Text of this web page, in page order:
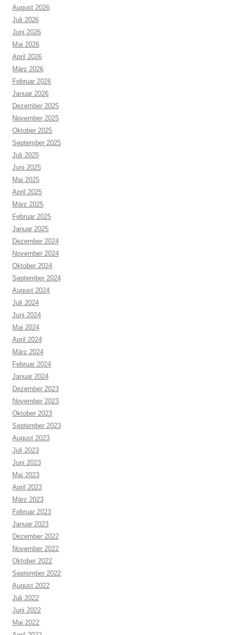
August 2026
Juli 2026
Juni 2026
Mai 2026
April 2026
März 2026
Februar 2026
Januar 2026
Dezember 2025
November 2025
Oktober 2025
September 2025
Juli 2025
Juni 2025
Mai 2025
April 2025
März 2025
Februar 2025
Januar 2025
Dezember 2024
November 2024
Oktober 2024
September 2024
August 2024
Juli 2024
Juni 2024
Mai 2024
April 2024
März 2024
Februar 2024
Januar 2024
Dezember 2023
November 2023
Oktober 2023
September 2023
August 2023
Juli 2023
Juni 2023
Mai 2023
April 2023
März 2023
Februar 2023
Januar 2023
Dezember 2022
November 2022
Oktober 2022
September 2022
August 2022
Juli 2022
Juni 2022
Mai 2022